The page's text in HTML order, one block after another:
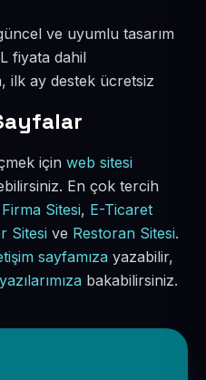
ve uyumlu tasarım
fiyata dahil
ilk ay destek ücretsiz
için web sitesi
En çok tercih
Sitesi, E-Ticaret
Sitesi ve Restoran Sitesi.
sayfamıza yazabilir,
bakabilirsiniz.